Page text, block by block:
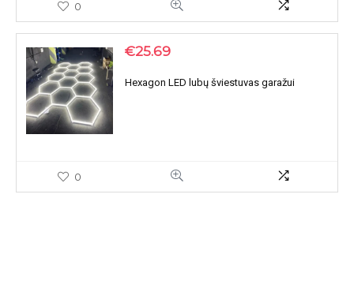
0
€25.69
Hexagon LED lubų šviestuvas garažui
0